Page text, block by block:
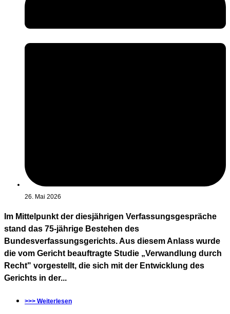
26. Mai 2026
Im Mittelpunkt der diesjährigen Verfassungsgespräche
stand das 75-jährige Bestehen des
Bundesverfassungsgerichts. Aus diesem Anlass wurde
die vom Gericht beauftragte Studie „Verwandlung durch
Recht" vorgestellt, die sich mit der Entwicklung des
Gerichts in der...
>>> Weiterlesen